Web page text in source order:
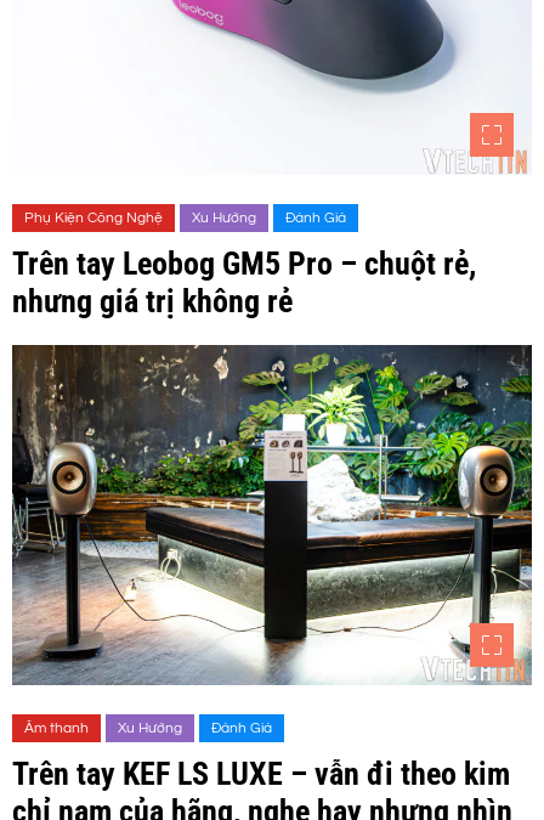
Phụ Kiện Công Nghệ Xu Hướng Đánh Giá
Trên tay Leobog GM5 Pro – chuột rẻ,
nhưng giá trị không rẻ
Âm thanh Xu Hướng Đánh Giá
Trên tay KEF LS LUXE – vẫn đi theo kim
chỉ nam của hãng, nghe hay nhưng nhìn